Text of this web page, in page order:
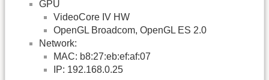
GPU
VideoCore IV HW
OpenGL Broadcom, OpenGL ES 2.0
Network:
MAC: b8:27:eb:ef:af:07
IP: 192.168.0.25